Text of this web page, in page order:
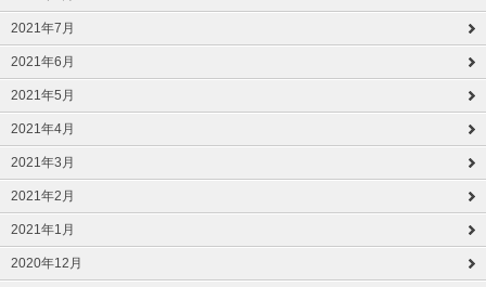
2021年7月
2021年6月
2021年5月
2021年4月
2021年3月
2021年2月
2021年1月
2020年12月